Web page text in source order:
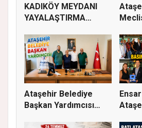
KADIKÖY MEYDANI
YAYALAŞTIRMA
Ataşehir Belediye
Başkan Yardımcısı